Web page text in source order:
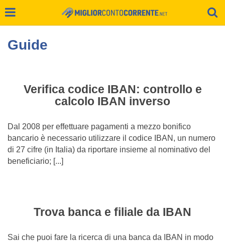
Guide
Verifica codice IBAN: controllo e
calcolo IBAN inverso
Dal 2008 per effettuare pagamenti a mezzo bonifico
bancario è necessario utilizzare il codice IBAN, un numero
di 27 cifre (in Italia) da riportare insieme al nominativo del
beneficiario; [...]
Trova banca e filiale da IBAN
Sai che puoi fare la ricerca di una banca da IBAN in modo